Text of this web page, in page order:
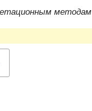
методам